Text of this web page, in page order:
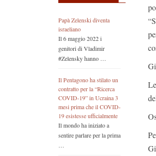
Papà Zelenski diventa
israeliano
Il 6 maggio 2022 i
genitori di Vladimir
#Zelensky hanno …
Il Pentagono ha stilato un
contratto per la “Ricerca
COVID-19” in Ucraina 3
mesi prima che il COVID-
19 esistesse ufficialmente
Il mondo ha iniziato a
sentire parlare per la prima
…